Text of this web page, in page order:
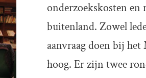
onderzoekskosten
buitenland. Zowel
aanvraag doen bij
hoog. Er zijn twee